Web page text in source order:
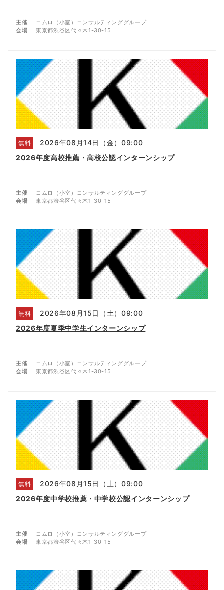
主催
コムロ（小室）コンサルティンググループ
会場
東京都渋谷区代々木1-30-15
無料
2026年08月14日（金）09:00
2026年度高校推薦・高校公認インターンシップ
主催
コムロ（小室）コンサルティンググループ
会場
東京都渋谷区代々木1-30-15
無料
2026年08月15日（土）09:00
2026年度夏季中学生インターンシップ
主催
コムロ（小室）コンサルティンググループ
会場
東京都渋谷区代々木1-30-15
無料
2026年08月15日（土）09:00
2026年度中学校推薦・中学校公認インターンシップ
主催
コムロ（小室）コンサルティンググループ
会場
東京都渋谷区代々木1-30-15